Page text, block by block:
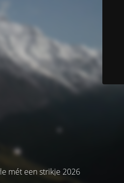
mét een strikje 2026